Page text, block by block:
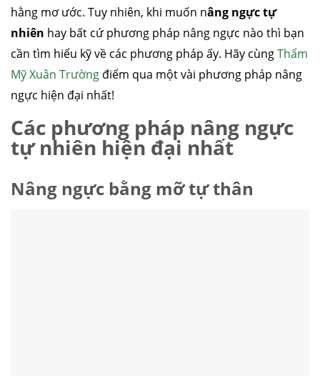
hằng mơ ước. Tuy nhiên, khi muốn nâng ngực tự
nhiên hay bất cứ phương pháp nâng ngực nào thì bạn
cần tìm hiểu kỹ về các phương pháp ấy. Hãy cùngThẩm
Mỹ Xuân Trường điểm qua một vài phương pháp nâng
ngực hiện đại nhất!
Các phương pháp nâng ngực
tự nhiên hiện đại nhất
Nâng ngực bằng mỡ tự thân